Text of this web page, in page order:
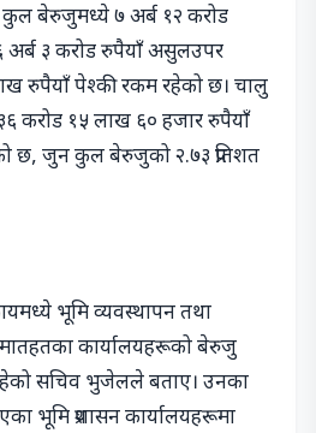
बेरुजुमध्ये ७ अर्ब १२ करोड
अर्ब ३ करोड रुपैयाँ असुलउपर
रुपैयाँ पेश्की रकम रहेको छ। चालु
करोड १५ लाख ६० हजार रुपैयाँ
छ, जुन कुल बेरुजुको २.७३ प्रतिशत
भूमि व्यवस्थापन तथा
कार्यालयहरूको बेरुजु
रहेको सचिव भुजेलले बताए। उनका
भूमि प्रशासन कार्यालयहरूमा